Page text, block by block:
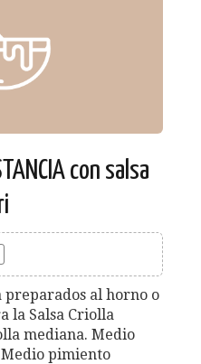
con salsa
preparados al horno o
la Salsa Criolla
mediana. Medio
pimiento